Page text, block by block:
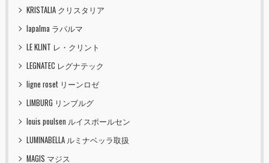
KRISTALIA クリスタリア
lapalma ラパルマ
LE KLINT レ・クリント
LEGNATEC レグナテック
ligne roset リーンロゼ
LIMBURG リンブルグ
louis poulsen ルイスポールセン
LUMINABELLA ルミナベッラ取扱
MAGIS マジス